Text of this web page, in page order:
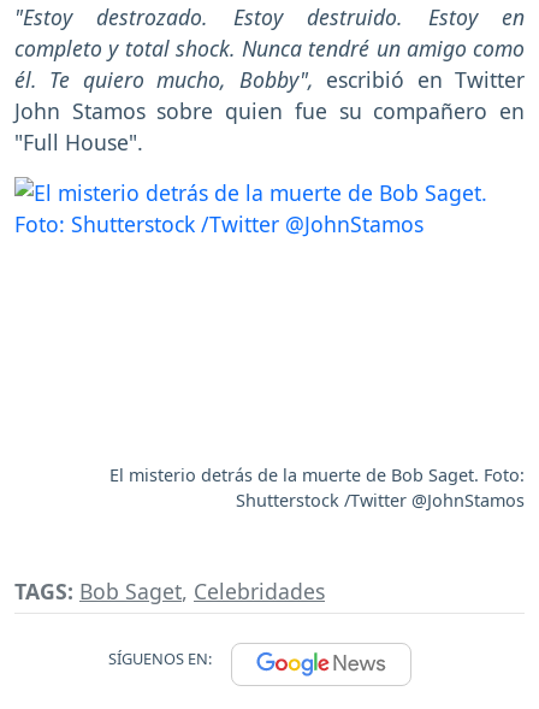
"Estoy destrozado. Estoy destruido. Estoy en
completo y total shock. Nunca tendré un amigo como
él. Te quiero mucho, Bobby", escribió en Twitter
John Stamos sobre quien fue su compañero en
"Full House".
El misterio detrás de la muerte de Bob Saget. Foto:
Shutterstock /Twitter @JohnStamos
TAGS: Bob Saget, Celebridades
SÍGUENOS EN: